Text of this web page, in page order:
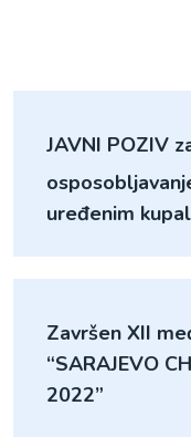
JAVNI POZIV
uređenim
Završen XII
“SARAJEVO
2022”